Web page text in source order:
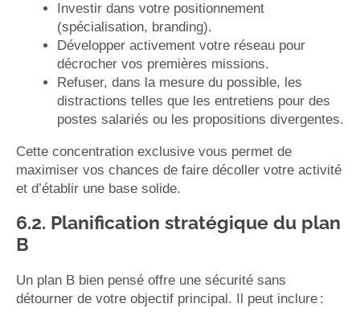
Investir dans votre positionnement
(spécialisation, branding).
Développer activement votre réseau pour
décrocher vos premières missions.
Refuser, dans la mesure du possible, les
distractions telles que les entretiens pour des
postes salariés ou les propositions divergentes.
Cette concentration exclusive vous permet de
maximiser vos chances de faire décoller votre activité
et d’établir une base solide.
6.2. Planification stratégique du plan
B
Un plan B bien pensé offre une sécurité sans
détourner de votre objectif principal. Il peut inclure :